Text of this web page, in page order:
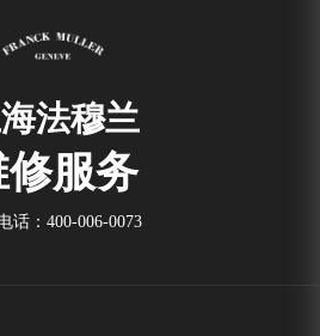
法穆兰
修服务
话： 400-006-0073